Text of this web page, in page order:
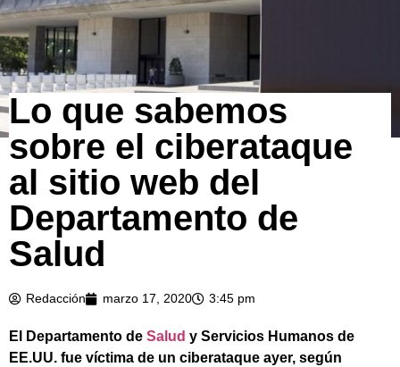
Lo que sabemos
sobre el ciberataque
al sitio web del
Departamento de
Salud
Redacción marzo 17, 2020 3:45 pm
El Departamento de Salud y Servicios Humanos de
EE.UU. fue víctima de un ciberataque ayer, según